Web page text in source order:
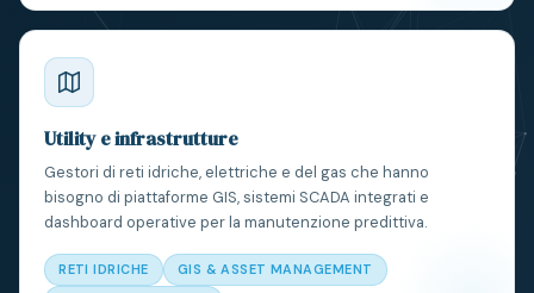
Utility e infrastrutture
Gestori di reti idriche, elettriche e del gas che hanno
bisogno di piattaforme GIS, sistemi SCADA integrati e
dashboard operative per la manutenzione predittiva.
RETI IDRICHE
GIS & ASSET MANAGEMENT